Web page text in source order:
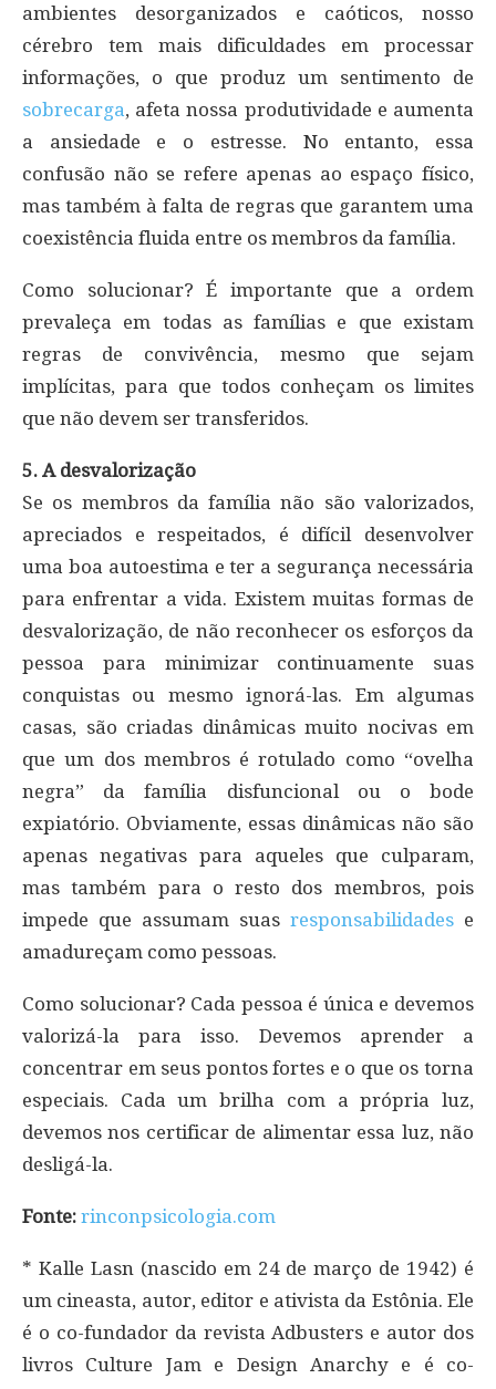
ambientes desorganizados e caóticos, nosso
cérebro tem mais dificuldades em processar
informações, o que produz um sentimento de
sobrecarga, afeta nossa produtividade e aumenta
a ansiedade e o estresse. No entanto, essa
confusão não se refere apenas ao espaço físico,
mas também à falta de regras que garantem uma
coexistência fluida entre os membros da família.
Como solucionar? É importante que a ordem
prevaleça em todas as famílias e que existam
regras de convivência, mesmo que sejam
implícitas, para que todos conheçam os limites
que não devem ser transferidos.
5. A desvalorização
Se os membros da família não são valorizados,
apreciados e respeitados, é difícil desenvolver
uma boa autoestima e ter a segurança necessária
para enfrentar a vida. Existem muitas formas de
desvalorização, de não reconhecer os esforços da
pessoa para minimizar continuamente suas
conquistas ou mesmo ignorá-las. Em algumas
casas, são criadas dinâmicas muito nocivas em
que um dos membros é rotulado como “ovelha
negra” da família disfuncional ou o bode
expiatório. Obviamente, essas dinâmicas não são
apenas negativas para aqueles que culparam,
mas também para o resto dos membros, pois
impede que assumam suas responsabilidades e
amadureçam como pessoas.
Como solucionar? Cada pessoa é única e devemos
valorizá-la para isso. Devemos aprender a
concentrar em seus pontos fortes e o que os torna
especiais. Cada um brilha com a própria luz,
devemos nos certificar de alimentar essa luz, não
desligá-la.
Fonte: rinconpsicologia.com
* Kalle Lasn (nascido em 24 de março de 1942) é
um cineasta, autor, editor e ativista da Estônia. Ele
é o co-fundador da revista Adbusters e autor dos
livros Culture Jam e Design Anarchy e é co-